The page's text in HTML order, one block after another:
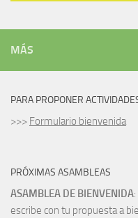
MÁS
PARA PROPONER
>>> Formulario bienvenida
PRÓXIMAS ASAMBLEAS
ASAMBLEA DE BIENVENIDA:
escribe con tu propuesta a